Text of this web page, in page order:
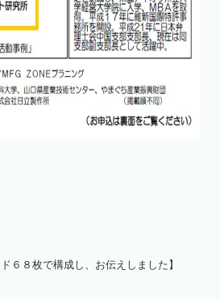
６８枚で構成し、お伝えしました】